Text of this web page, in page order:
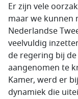
Er zijn vele
maar we kunnen
Nederlandse
veelvuldig
de regering bij
aangenomen te
Kamer, werd er
dynamiek die